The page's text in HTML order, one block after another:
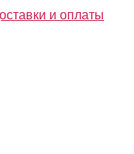
и оплаты